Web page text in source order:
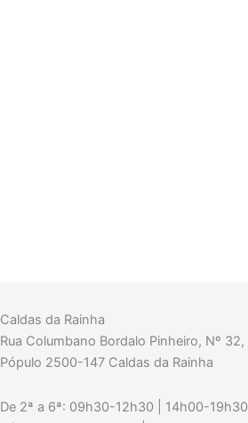
Caldas da Rainha
Rua Columbano Bordalo Pinheiro, Nº
Pópulo 2500-147 Caldas da Rainha
De 2ª a 6ª: 09h30-12h30 | 14h00-19h30